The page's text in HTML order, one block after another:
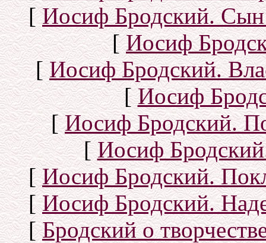
[Иосиф Бродский.
[Иосиф
[Иосиф Бродский.
[Иосиф
[Иосиф Бродский.
[Иосиф
[Иосиф Бродский.
[Иосиф Бродский.
[Бродский о